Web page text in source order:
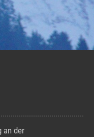
an der